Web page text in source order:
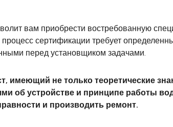
вам приобрести востребованную
сертификации требует
перед установщиком задачами.
не только теоретические
об устройстве и принципе работы
и производить ремонт.